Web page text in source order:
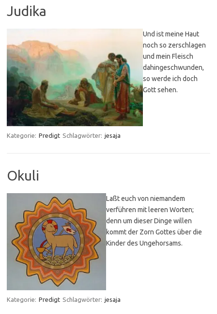
Judika
Und ist meine Haut
noch so zerschlagen
und mein Fleisch
dahingeschwunden,
so werde ich doch
Gott sehen.
Kategorie: Predigt Schlagwörter: jesaja
Okuli
Laßt euch von niemandem
verführen mit leeren Worten;
denn um dieser Dinge willen
kommt der Zorn Gottes über die
Kinder des Ungehorsams.
Kategorie: Predigt Schlagwörter: jesaja